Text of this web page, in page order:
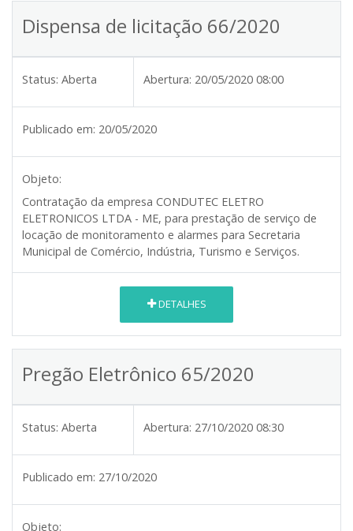
Dispensa de licitação 66/2020
Status: Aberta Abertura: 20/05/2020 08:00
Publicado em: 20/05/2020
Objeto:
Contratação da empresa CONDUTEC ELETRO
ELETRONICOS LTDA - ME, para prestação de serviço de
locação de monitoramento e alarmes para Secretaria
Municipal de Comércio, Indústria, Turismo e Serviços.
DETALHES
Pregão Eletrônico 65/2020
Status: Aberta Abertura: 27/10/2020 08:30
Publicado em: 27/10/2020
Objeto: